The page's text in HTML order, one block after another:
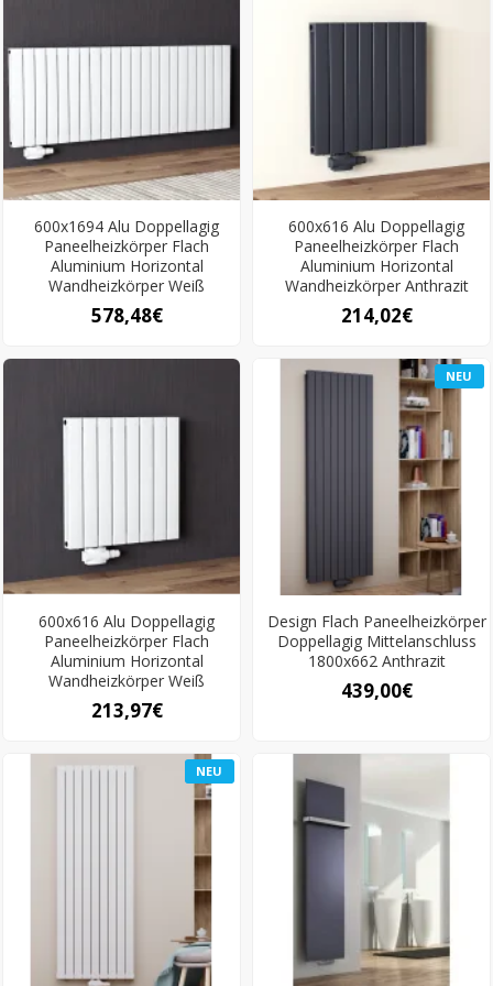
600x1694 Alu Doppellagig
Paneelheizkörper Flach
Aluminium Horizontal
Wandheizkörper Weiß
578,48€
600x616 Alu Doppellagig
Paneelheizkörper Flach
Aluminium Horizontal
Wandheizkörper Anthrazit
214,02€
600x616 Alu Doppellagig
Paneelheizkörper Flach
Aluminium Horizontal
Wandheizkörper Weiß
213,97€
NEU
Design Flach Paneelheizkörper
Doppellagig Mittelanschluss
1800x662 Anthrazit
439,00€
NEU